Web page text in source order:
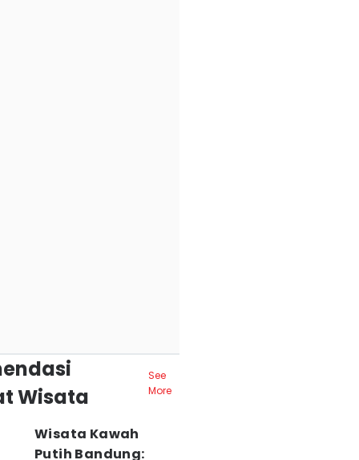
Wisata
See
More
Wisata Kawah
Putih Bandung: